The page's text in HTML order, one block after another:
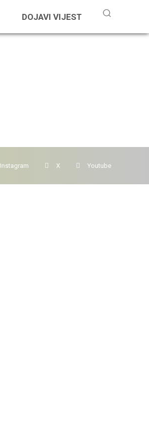
DOJAVI VIJEST
Instagram X Youtube